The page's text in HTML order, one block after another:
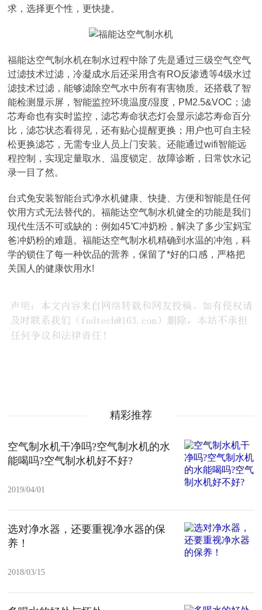
求，选择更个性，更快捷。
福能达空气制水机在制水过程中除了先是通过三级空气空气
过滤技术过滤，冷凝成水后还采用含有RO反渗透等4级水过
滤技术过滤，能够滤除空气水中所有有害物质。还搭载了智
能检测显示屏，智能监控环境温度/湿度，PM2.5&VOC；滤
芯寿命也有实时监控，滤芯寿命状态灯会显示滤芯寿命百分
比，滤芯状态看得见，还有贴心提醒更换；用户也可自主轻
松更换滤芯，无需专业人员上门安装。还能通过wifi智能远
程控制，实现定量取水、温度锁定、故障诊断，日常饮水记
录一目了然。
台式免安装智能台式净水机健康、快捷、方便和智能是任何
饮用方式无法替代的。福能达空气制水机健全的功能是我们
现代生活不可或缺的：例如45℃冲奶粉，解决了多少宝妈宝
爸冲奶粉的难题。福能达空气制水机精确到水温的冲泡，科
学的锁住了每一种饮品的营养，保留了*好的口感，严格把
关国人的健康饮用水!
精彩推荐
空气制水机干净吗?空气制水机的水
能喝吗?空气制水机好不好?
2019/04/01
选对净水器，还要重视净水器的保
养！
2018/03/15